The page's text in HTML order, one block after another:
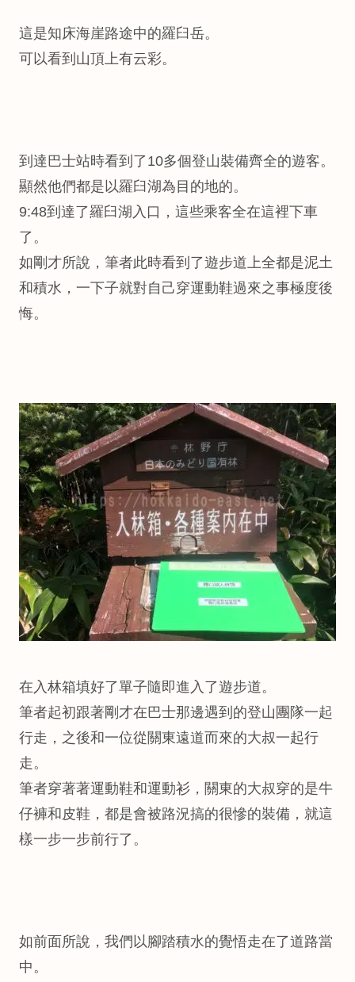
這是知床海崖路途中的羅臼岳。
可以看到山頂上有云彩。
到達巴士站時看到了10多個登山裝備齊全的遊客。
顯然他們都是以羅臼湖為目的地的。
9:48到達了羅臼湖入口，這些乘客全在這裡下車
了。
如剛才所說，筆者此時看到了遊步道上全都是泥土
和積水，一下子就對自己穿運動鞋過來之事極度後
悔。
在入林箱填好了單子隨即進入了遊步道。
筆者起初跟著剛才在巴士那邊遇到的登山團隊一起
行走，之後和一位從關東遠道而來的大叔一起行
走。
筆者穿著著運動鞋和運動衫，關東的大叔穿的是牛
仔褲和皮鞋，都是會被路況搞的很慘的裝備，就這
樣一步一步前行了。
如前面所說，我們以腳踏積水的覺悟走在了道路當
中。